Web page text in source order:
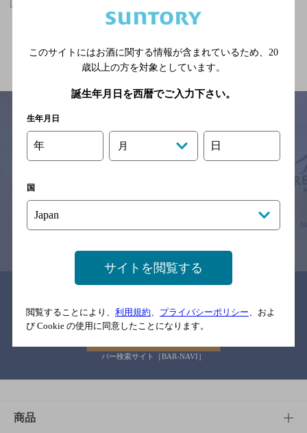
国分寺駅(東京都)周辺500m,合コンにおすすめ,クーポンありのお店
関連ページ
サイトマップ ご意見・ご感想 利用規約
念のためお店にご確認の上ご来店くださいますようお願い申し上げま
す。
バー検索サイト［BAR-NAVI］
商品
このサイトにはお酒に関する情報が含まれているため、 20
歳以上の方を対象としています。
誕生年月日を西暦でご入力下さい。
生年月日
年 月 日
国
サイトを閲覧する
閲覧することにより、 利用規約、 プライバシーポリシー、およ
び Cookie の使用に同意したことになります。